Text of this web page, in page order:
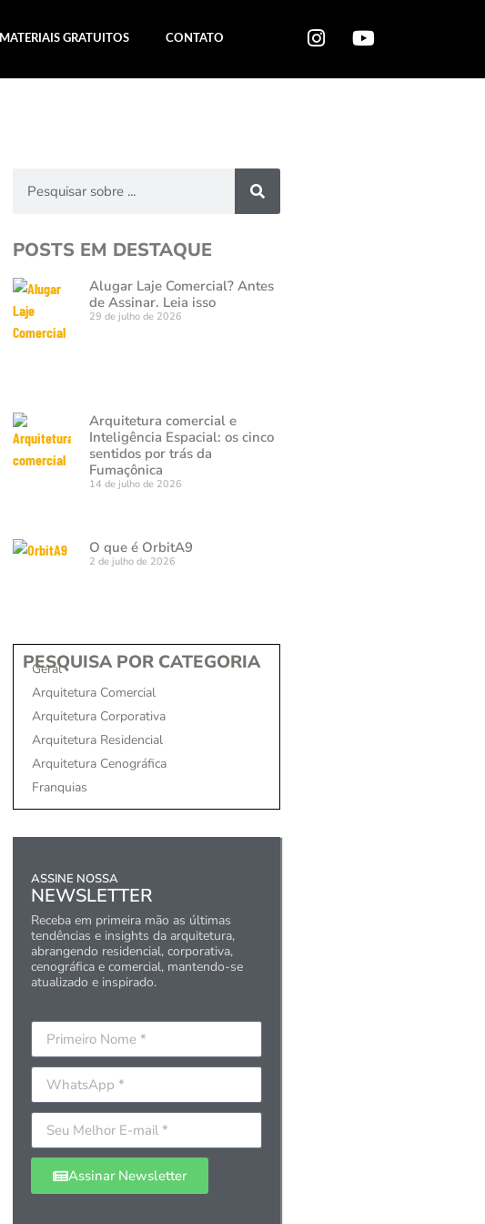
MATERIAIS GRATUITOS CONTATO
POSTS EM DESTAQUE
Alugar Laje Comercial? Antes
de Assinar. Leia isso
29 de julho de 2026
Arquitetura comercial e
Inteligência Espacial: os cinco
sentidos por trás da
Fumaçônica
14 de julho de 2026
O que é OrbitA9
2 de julho de 2026
PESQUISA POR CATEGORIA
Geral
Arquitetura Comercial
Arquitetura Corporativa
Arquitetura Residencial
Arquitetura Cenográfica
Franquias
ASSINE NOSSA
NEWSLETTER
Receba em primeira mão as últimas
tendências e insights da arquitetura,
abrangendo residencial, corporativa,
cenográfica e comercial, mantendo-se
atualizado e inspirado.
Assinar Newsletter